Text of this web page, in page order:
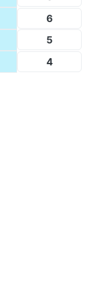
6
5
4